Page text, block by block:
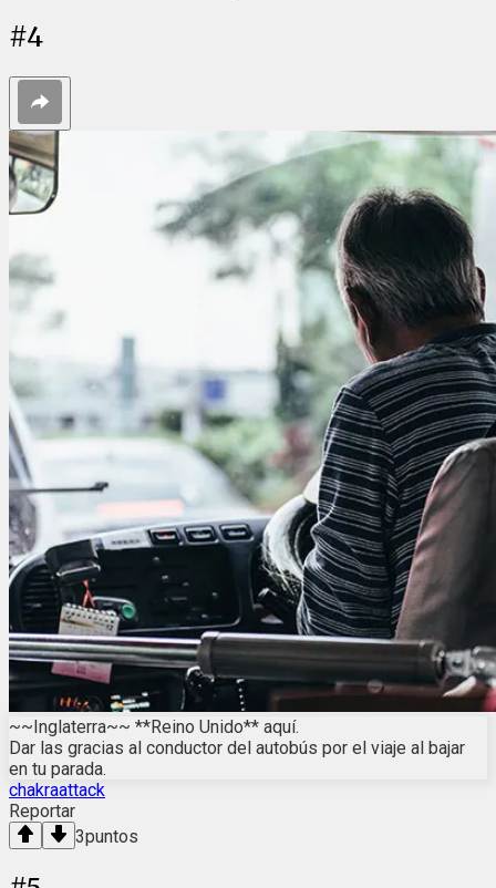
#4
~~Inglaterra~~ **Reino Unido** aquí.
Dar las gracias al conductor del autobús por el viaje al bajar
en tu parada.
chakraattack
Reportar
3puntos